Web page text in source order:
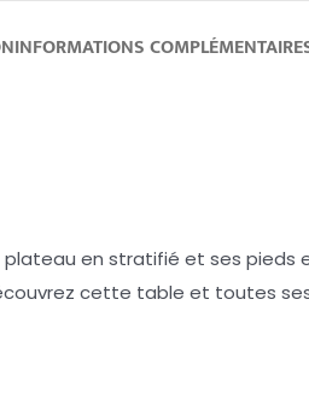
INFORMATIONS
en stratifié et ses pieds
cette table et toutes